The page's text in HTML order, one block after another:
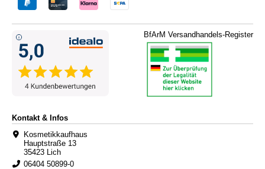
BfArM Versandhandels-Register
Kontakt & Infos
Kosmetikkaufhaus
Hauptstraße 13
35423 Lich
06404 50899-0